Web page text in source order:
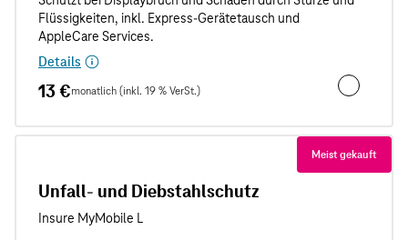
Details
13 €monatlich (inkl. 19 % VerSt.)
Meist gekauft
Unfall- und Diebstahlschutz